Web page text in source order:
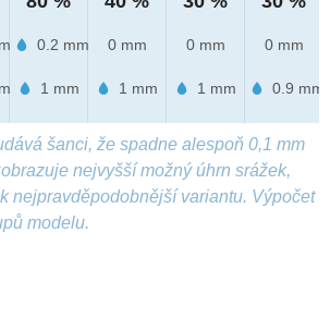
0.2 mm
1 mm
0 mm
1 mm
0 mm
1 mm
0 mm
0.9 mm
šanci, že spadne alespoň 0,1 mm
nejvyšší možný úhrn srážek,
nejpravděpodobnější variantu. Výpočet
modelu.